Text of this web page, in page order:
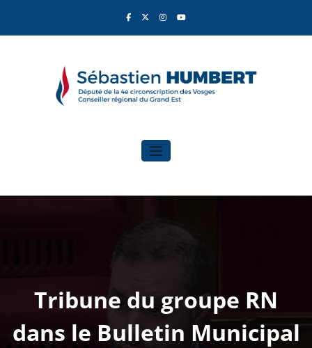
contenu
Sébastien Humbert
Tribune du groupe RN
dans le Bulletin Municipal